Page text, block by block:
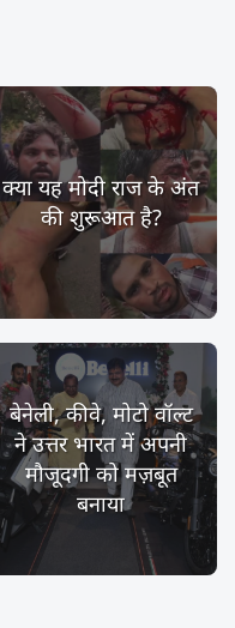
क्या यह मोदी राज के अंत
की शुरूआत है?
बेनेली, कीवे, मोटो वॉल्ट
ने उत्तर भारत में अपनी
मौजूदगी को मज़बूत
बनाया